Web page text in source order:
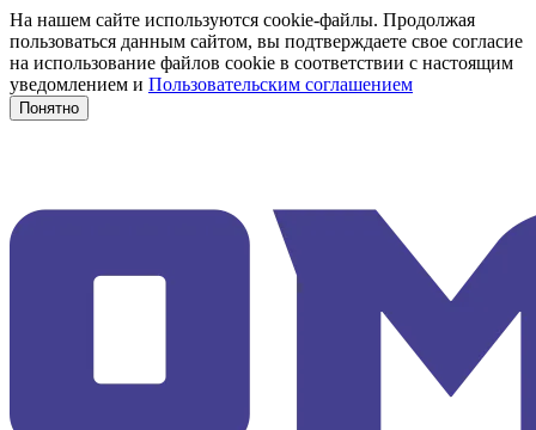
На нашем сайте используются cookie-файлы. Продолжая
пользоваться данным сайтом, вы подтверждаете свое согласие
на использование файлов cookie в соответствии с настоящим
уведомлением и Пользовательским соглашением
Понятно